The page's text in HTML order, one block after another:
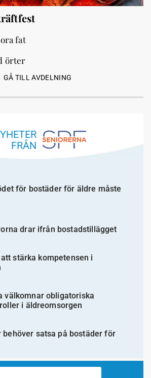
fat
örter
GÅ TILL AVDELNING
FRÅN
för bostäder för äldre måste
drar ifrån bostadstillägget
stärka kompetensen i
välkomnar obligatoriska
i äldreomsorgen
behöver satsa på bostäder för